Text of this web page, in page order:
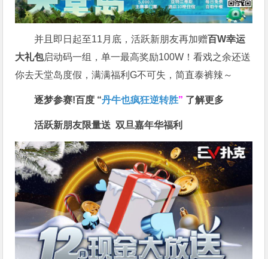
并且即日起至11月底，活跃新朋友再加赠百W幸运
大礼包启动码一组，单一最高奖励100W！看戏之余还送
你去天堂岛度假，满满福利G不可失，简直泰裤辣～
逐梦参赛!百度 “丹牛也疯狂逆转胜” 了解更多
活跃新朋友限量送双旦嘉年华福利